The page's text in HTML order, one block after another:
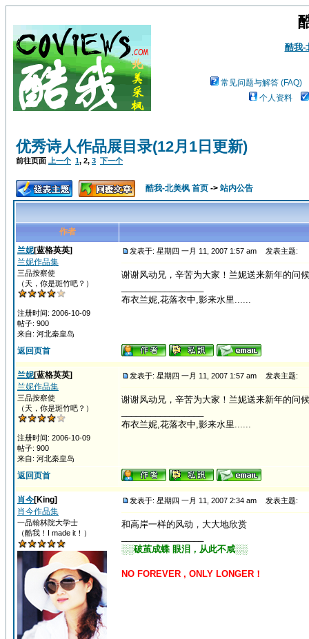
酷我-
常见问题与解答 (FAQ)
个人资料
优秀诗人作品展目录(12月1日更新)
前往页面 上一个 1, 2, 3 下一个
酷我-北美枫 首页 -> 站内公告
作者
兰妮[蓝格英英]
兰妮作品集
三品按察使
（天，你是斑竹吧？）
注册时间: 2006-10-09
帖子: 900
来自: 河北秦皇岛
发表于: 星期四 一月 11, 2007 1:57 am 发表主题:
谢谢风动兄，辛苦为大家！兰妮送来新年的问
布衣兰妮,花落衣中,影来水里......
返回页首
兰妮[蓝格英英]
兰妮作品集
三品按察使
（天，你是斑竹吧？）
注册时间: 2006-10-09
帖子: 900
来自: 河北秦皇岛
发表于: 星期四 一月 11, 2007 1:57 am 发表主题:
谢谢风动兄，辛苦为大家！兰妮送来新年的问
布衣兰妮,花落衣中,影来水里......
返回页首
肖今[King]
肖今作品集
一品翰林院大学士
（酷我！I made it！）
发表于: 星期四 一月 11, 2007 2:34 am 发表主题:
和高岸一样的风动，大大地欣赏
░░破茧成蝶 眼泪，从此不咸░░
NO FOREVER , ONLY LONGER！